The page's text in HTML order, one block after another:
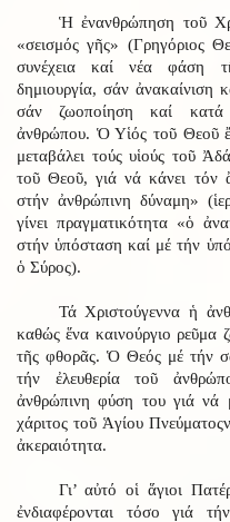
Ἡ ἐνανθρώπηση τοῦ
«σεισμός γῆς» (Γρηγόριος
συνέχεια καί νέα φάση
δημιουργία, σάν ἀνακαίνιση
σάν ζωοποίηση καί κατά
ἀνθρώπου. Ὁ Υἱός τοῦ Θεοῦ
μεταβάλει τούς υἱούς τοῦ
τοῦ Θεοῦ, γιά νά κάνει
στήν ἀνθρώπινη δύναμη»
γίνει πραγματικότητα «ὁ
στήν ὑπόσταση καί μέ τήν
ὁ Σύρος).
Τά Χριστούγεννα ἡ
καθώς ἕνα καινούργιο ρεῦμα
τῆς φθορᾶς. Ὁ Θεός μέ τήν
τήν ἐλευθερία τοῦ
ἀνθρώπινη φύση του γιά νά
χάριτος τοῦ Ἁγίου
ἀκεραιότητα.
Γι’ αὐτό οἱ ἅγιοι
ἐνδιαφέρονται τόσο γιά